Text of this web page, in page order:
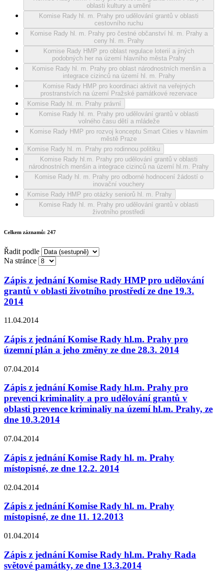
oblasti kultury a umění
Komise Rady hl. m. Prahy pro udělování grantů v oblasti
cestovního ruchu
Komise Rady hl. m. Prahy pro čestné občanství hl. m. Prahy a
ceny hl. m. Prahy
Komise Rady HMP pro oblast regulace loterií a jiných
podobných her na území hlavního města Prahy
Komise Rady hl. m. Prahy pro oblast národnostních menšin a
integrace cizinců na území hl. m. Prahy
Komise Rady HMP pro koordinaci aktivit na veřejných
prostranstvích na území Pražské památkové rezervace
Komise Rady hl. m. Prahy právní
Komise Rady hl. m. Prahy pro udělování grantů v oblasti
volného času dětí a mládeže
Komise Rady HMP pro rozvoj konceptu Smart Cities v hlavním
městě Praze
Komise Rady hl. m. Prahy pro rodinnou politiku
Komise Rady hl.m. Prahy pro udělování grantů v oblasti
národnostních menšin a integrace cizinců na území hl.m. Prahy
Komise Rady hl. m. Prahy pro odborné hodnocení žádostí o
inovační vouchery
Komise Rady HMP pro otázky seniorů hl. m. Prahy
Komise Rady hl. m. Prahy pro udělování grantů v oblasti
životního prostředí
Celkem záznamů: 247
Řadit podle
Na stránce
Zápis z jednání Komise Rady HMP pro udělování
grantů v oblasti životního prostředí ze dne 19.3.
2014
11.04.2014
Zápis z jednání Komise Rady hl.m. Prahy pro
územní plán a jeho změny ze dne 28.3. 2014
07.04.2014
Zápis z jednání Komise Rady hl.m. Prahy pro
prevenci kriminality a pro udělování grantů v
oblasti prevence kriminaliy na území hl.m. Prahy, ze
dne 10.3.2014
07.04.2014
Zápis z jednání Komise Rady hl. m. Prahy
místopisné, ze dne 12.2. 2014
02.04.2014
Zápis z jednání Komise Rady hl. m. Prahy
místopisné, ze dne 11. 12.2013
01.04.2014
Zápis z jednání Komise Rady hl.m. Prahy Rada
světové památky, ze dne 13.3.2014